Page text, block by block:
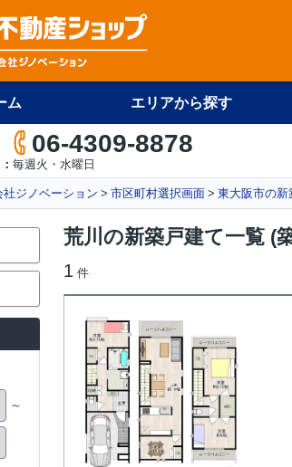
ム エリアから探す
06-4309-8878
毎週火・水曜日
ジノベーション 市区町村選択画面 東大阪市の新
荒川の新築戸建て一覧 (
1 件